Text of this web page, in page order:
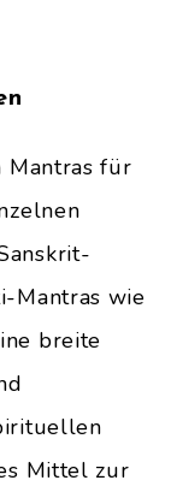
Mantras für
Mantras wie
breite
Mittel zur